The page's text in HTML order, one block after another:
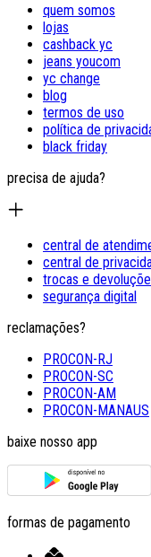
quem somos
lojas
cashback yc
jeans youcom
yc change
blog
termos de uso
política de
black friday
precisa de ajuda?
central de
central de
trocas e
segurança digital
reclamações?
PROCON-RJ
PROCON-SC
PROCON-AM
PROCON-MANAUS
baixe nosso app
formas de pagamento